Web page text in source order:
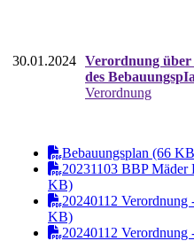
30.01.2024 Verordnung
des
Verordnung
Bebauungsplan (66
20231103 BBP Mäder
KB)
20240112
KB)
20240112